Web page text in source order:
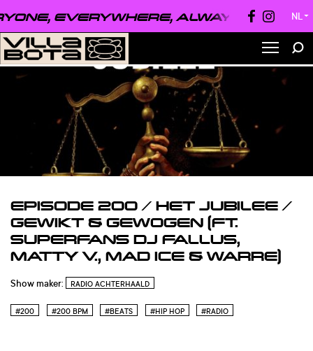
EVERYWHERE, ALWAYS ● NL ▼
EPISODE 200 / HET JUBILEE /
GEWIKT & GEWOGEN (FT.
SUPERFANS DJ FALLUS,
MATTY V., MAD ICE & WARRE)
Show maker: RADIO ACHTERHAALD
#200 #200 BPM #BEATS #HIP HOP #RADIO